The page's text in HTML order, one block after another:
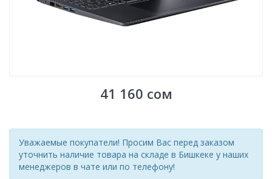
41 160 сом
Уважаемые покупатели! Просим Вас перед заказом
уточнить наличие товара на складе в Бишкеке у наших
менеджеров в чате или по телефону!